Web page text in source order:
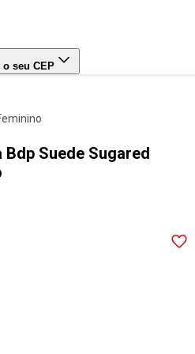
o seu CEP
feminino
Bdp Suede Sugared